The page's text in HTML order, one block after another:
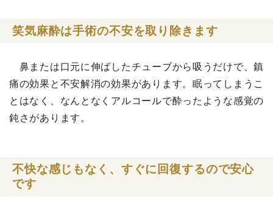
笑気麻酔は手術の不安を取り除きます
鼻または口元に伸ばしたチューブから吸うだけで、鎮
痛の効果と不安解消の効果があります。眠ってしまうこ
とはなく、なんとなくアルコールで酔ったような感覚の
鈍さがあります。
不快な感じもなく、すぐに回復するので安心
です